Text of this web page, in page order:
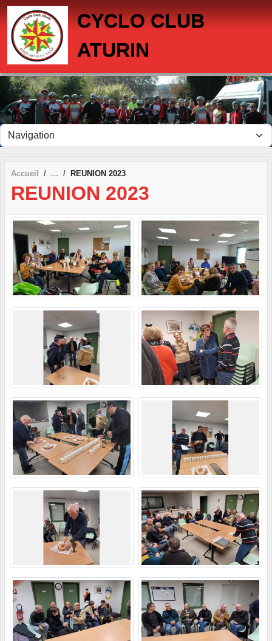
CYCLO CLUB
ATURIN
Accueil REUNION 2023
REUNION 2023
Panneau de gestion des cookies